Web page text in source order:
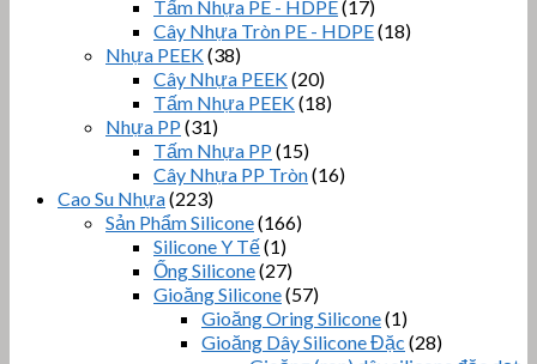
Tấm Nhựa PE - HDPE(17)
Cây Nhựa Tròn PE - HDPE(18)
Nhựa PEEK(38)
Cây Nhựa PEEK(20)
Tấm Nhựa PEEK(18)
Nhựa PP (31)
Tấm Nhựa PP (15)
Cây Nhựa PP Tròn(16)
Cao Su Nhựa(223)
Sản Phẩm Silicone(166)
Silicone Y Tế(1)
Ống Silicone(27)
Gioăng Silicone(57)
Gioăng Oring Silicone(1)
Gioăng Dây Silicone Đặc (28)